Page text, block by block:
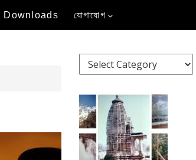
Downloads যোগাযোগ